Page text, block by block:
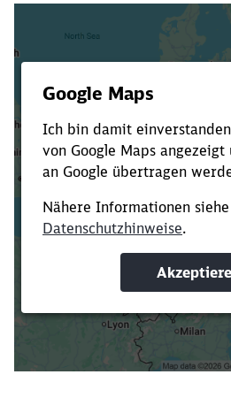
Verkürze die Ladezeit,
oder Filter
Suchbegriffe
Filter